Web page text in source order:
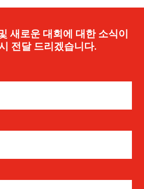
새로운 대회에 대한 소식이
전달 드리겠습니다.